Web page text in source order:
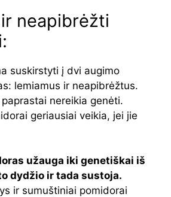
neapibrėžti
suskirstyti į dvi augimo
lemiamus ir neapibrėžtus.
nereikia genėti.
geriausiai veikia, jei jie
užauga iki genetiškai iš
dydžio ir tada sustoja.
ir sumuštiniai pomidorai